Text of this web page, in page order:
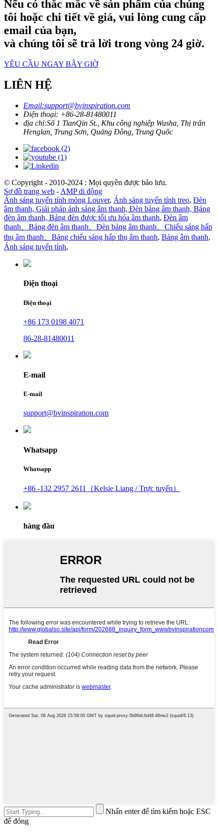
Nếu có thắc mắc về sản phẩm của chúng
tôi hoặc chi tiết về giá, vui lòng cung cấp
email của bạn,
và chúng tôi sẽ trả lời trong vòng 24 giờ.
YÊU CẦU NGAY BÂY GIỜ
LIÊN HỆ
Email:support@bvinspiration.com
Điện thoại: +86-28-81480011
địa chỉ:Số 1 TianQin St., Khu công nghiệp Wusha, Thị trấn
Henglan, Trung Sơn, Quảng Đông, Trung Quốc
© Copyright - 2010-2024 : Mọi quyền được bảo lưu.
Sơ đồ trang web - AMP di động
Ánh sáng tuyến tính mỏng Louver, Ánh sáng tuyến tính treo, Đèn
âm thanh, Giải pháp ánh sáng âm thanh, Đèn bảng âm thanh, Bảng
đèn âm thanh, Bảng đèn được tối ưu hóa âm thanh, Đèn âm
thanh、Bảng đèn âm thanh、Đèn bảng âm thanh、Chiếu sáng hấp
thụ âm thanh、Bảng chiếu sáng hấp thụ âm thanh, Bảng âm thanh,
Ánh sáng tuyến tính,
Điện thoại
Điện thoại
+86 173 0198 4071
86-28-81480011
E-mail
E-mail
support@bvinspiration.com
Whatsapp
Whatsapp
+86 -132 2957 2611（Kelsie Liang / Trực tuyến）
hàng đầu
Nhấn enter để tìm kiếm hoặc ESC
để đóng